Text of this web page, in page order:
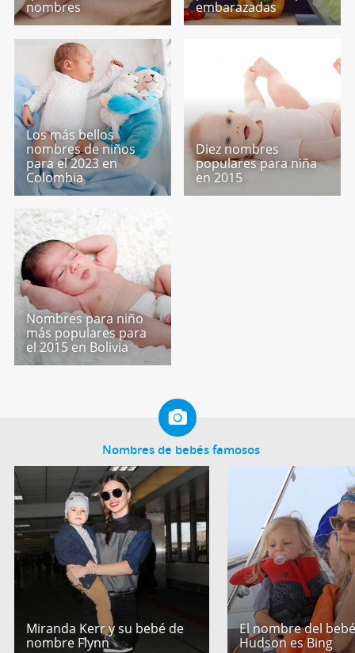
nombres
embarazadas
Los más bellos
nombres de niños
para el 2023 en
Colombia
Diez nombres
populares para niña
en 2015
Nombres para niño
más populares para
el 2015 en Bolivia
Nombres de bebés famosos
Miranda Kerr y su bebé de
nombre Flynn
El nombre del
Hudson es Bing